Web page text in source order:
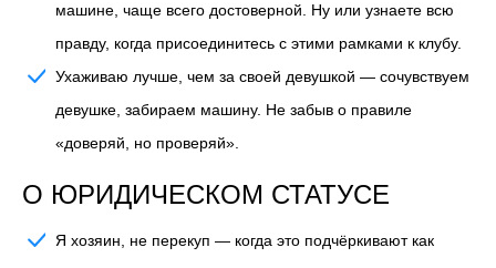
машине, чаще всего достоверной. Ну или узнаете всю
правду, когда присоединитесь с этими рамками к клубу.
Ухаживаю лучше, чем за своей девушкой — сочувствуем
девушке, забираем машину. Не забыв о правиле
«доверяй, но проверяй».
О ЮРИДИЧЕСКОМ СТАТУСЕ
Я хозяин, не перекуп — когда это подчёркивают как